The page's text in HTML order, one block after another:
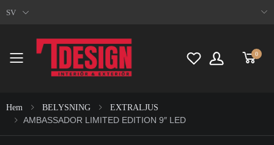
SV
Toggle mobile menu
0
Hem BELYSNING EXTRALJUS
AMBASSADOR LIMITED EDITION 9″ LED